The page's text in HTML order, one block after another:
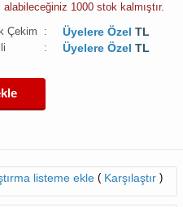
1000 stok kalmıştır.
Çekim
: Üyelere Özel TL
: Üyelere Özel TL
listeme ekle ( Karşılaştır )